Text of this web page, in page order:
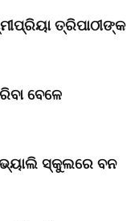
ତ୍ରିପାଠୀଙ୍କ
ବେଳେ
ସ୍କୁଲରେ ବନ